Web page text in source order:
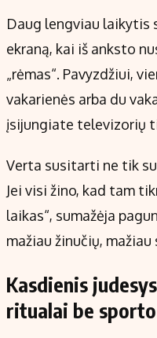
Daug lengviau laikytis
ekraną, kai iš anksto
„rėmas“. Pavyzdžiui,
vakarienės arba du
įsijungiate televizorių
Verta susitarti ne tik
Jei visi žino, kad tam
laikas“, sumažėja
mažiau žinučių,
Kasdienis
ritualai be